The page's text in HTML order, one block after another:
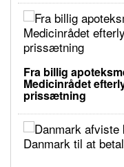
Fra billig
Medicinrådet
prissætning